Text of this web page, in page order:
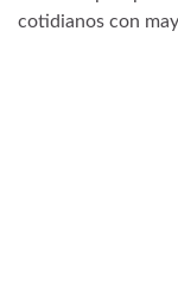
cotidianos con